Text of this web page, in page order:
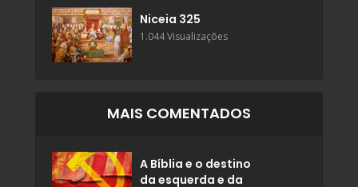
Niceia 325
1.044 Visualizações
MAIS COMENTADOS
A Bíblia e o destino
da esquerda e da